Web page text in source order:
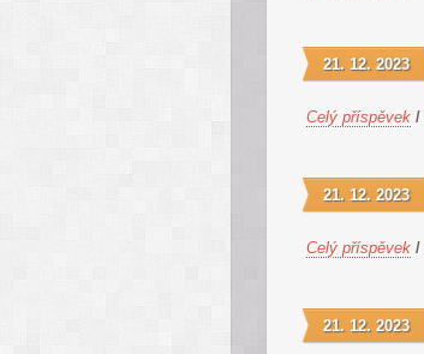
21. 12. 2023
Celý příspěvek /
21. 12. 2023
Celý příspěvek /
21. 12. 2023